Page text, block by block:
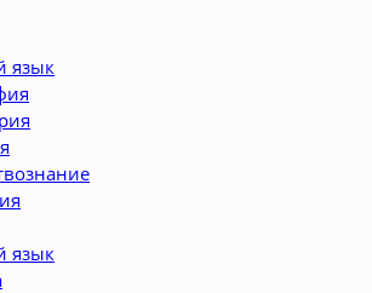
язык
язык